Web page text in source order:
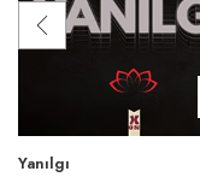
Yanılgı